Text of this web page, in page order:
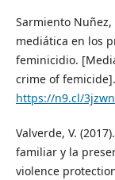
Sarmiento Nuñez,
mediática en los
feminicidio.
crime of
https://n9.cl/3jzwn
Valverde, V.
familiar y la
violence